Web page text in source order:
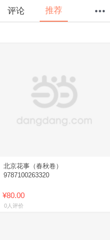
评论 推荐
北京花事（春秋卷）
9787100263320
¥80.00
0人评价